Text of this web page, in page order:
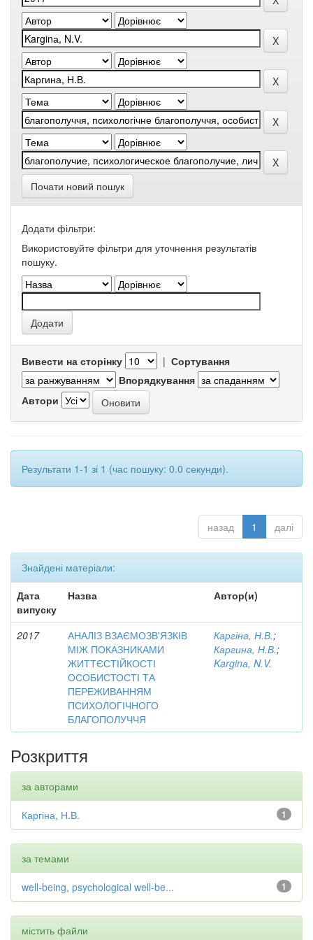
Почати новий пошук
Додати фільтри:
Використовуйте фільтри для уточнення результатів
пошуку.
Вивести на сторінку | Сортування
Впорядкування
Автори
Результати 1-1 зі 1 (час пошуку: 0.0 секунди).
назад 1 далі
Знайдені матеріали:
Дата
випуску
Назва Автор(и)
2017
АНАЛІЗ ВЗАЄМОЗВ'ЯЗКІВ
МІЖ ПОКАЗНИКАМИ
ЖИТТЄСТІЙКОСТІ
ОСОБИСТОСТІ ТА
ПЕРЕЖИВАННЯМ
ПСИХОЛОГІЧНОГО
БЛАГОПОЛУЧЧЯ
Каргіна, Н.В.;
Каргина, Н.В.;
Karginа, N.V.
Розкриття
за авторами
1
Каргіна, Н.В.
за темами
1
well-being, psychological well-be...
містить файли